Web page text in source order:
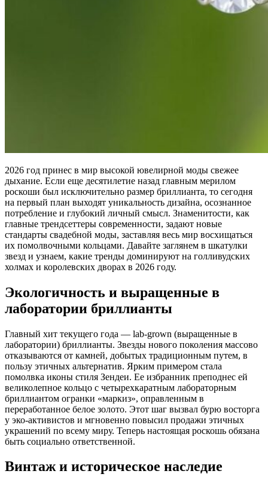
2026 год принес в мир высокой ювелирной моды свежее
дыхание. Если еще десятилетие назад главным мерилом
роскоши был исключительно размер бриллианта, то сегодня
на первый план выходят уникальность дизайна, осознанное
потребление и глубокий личный смысл. Знаменитости, как
главные трендсеттеры современности, задают новые
стандарты свадебной моды, заставляя весь мир восхищаться
их помолвочными кольцами. Давайте заглянем в шкатулки
звезд и узнаем, какие тренды доминируют на голливудских
холмах и королевских дворах в 2026 году.
Экологичность и выращенные в
лаборатории бриллианты
Главный хит текущего года — lab-grown (выращенные в
лаборатории) бриллианты. Звезды нового поколения массово
отказываются от камней, добытых традиционным путем, в
пользу этичных альтернатив. Ярким примером стала
помолвка иконы стиля Зендеи. Ее избранник преподнес ей
великолепное кольцо с четырехкаратным лабораторным
бриллиантом огранки «маркиз», оправленным в
переработанное белое золото. Этот шаг вызвал бурю восторга
у эко-активистов и мгновенно повысил продажи этичных
украшений по всему миру. Теперь настоящая роскошь обязана
быть социально ответственной.
Винтаж и историческое наследие